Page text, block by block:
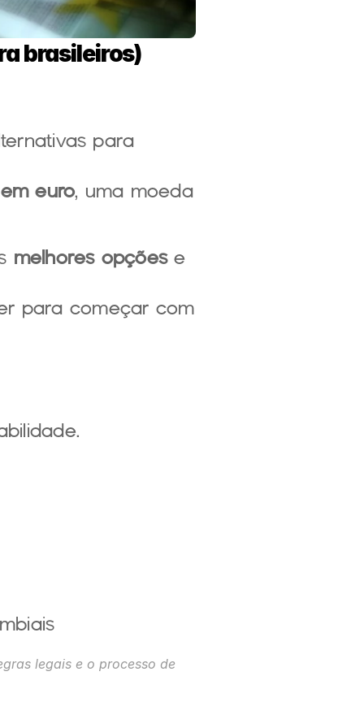
brasileiros)
para
euro, uma moeda
melhores opções
para começar com
legais e o processo de